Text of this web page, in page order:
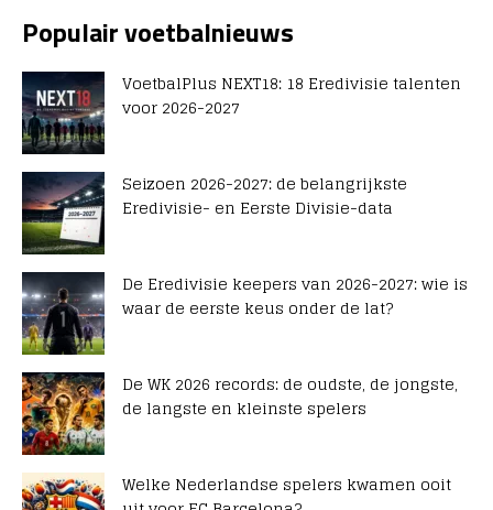
Populair voetbalnieuws
VoetbalPlus NEXT18: 18 Eredivisie talenten
voor 2026-2027
Seizoen 2026-2027: de belangrijkste
Eredivisie- en Eerste Divisie-data
De Eredivisie keepers van 2026-2027: wie is
waar de eerste keus onder de lat?
De WK 2026 records: de oudste, de jongste,
de langste en kleinste spelers
Welke Nederlandse spelers kwamen ooit